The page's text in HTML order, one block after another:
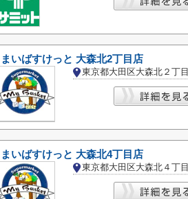
まいばすけっと 大森北2丁目店
東京都大田区大森北２丁目
まいばすけっと 大森北4丁目店
東京都大田区大森北４丁目